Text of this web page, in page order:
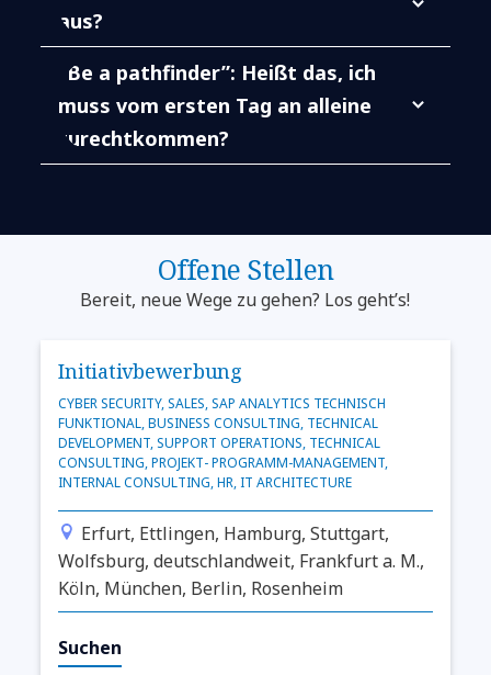
aus?
“Be a pathfinder”: Heißt das, ich
muss vom ersten Tag an alleine
zurechtkommen?
Offene Stellen
Bereit, neue Wege zu gehen? Los geht’s!
Initiativbewerbung
CYBER SECURITY, SALES, SAP ANALYTICS TECHNISCH
FUNKTIONAL, BUSINESS CONSULTING, TECHNICAL
DEVELOPMENT, SUPPORT OPERATIONS, TECHNICAL
CONSULTING, PROJEKT- PROGRAMM-MANAGEMENT,
INTERNAL CONSULTING, HR, IT ARCHITECTURE
Erfurt, Ettlingen, Hamburg, Stuttgart,
Wolfsburg, deutschlandweit, Frankfurt a. M.,
Köln, München, Berlin, Rosenheim
Suchen